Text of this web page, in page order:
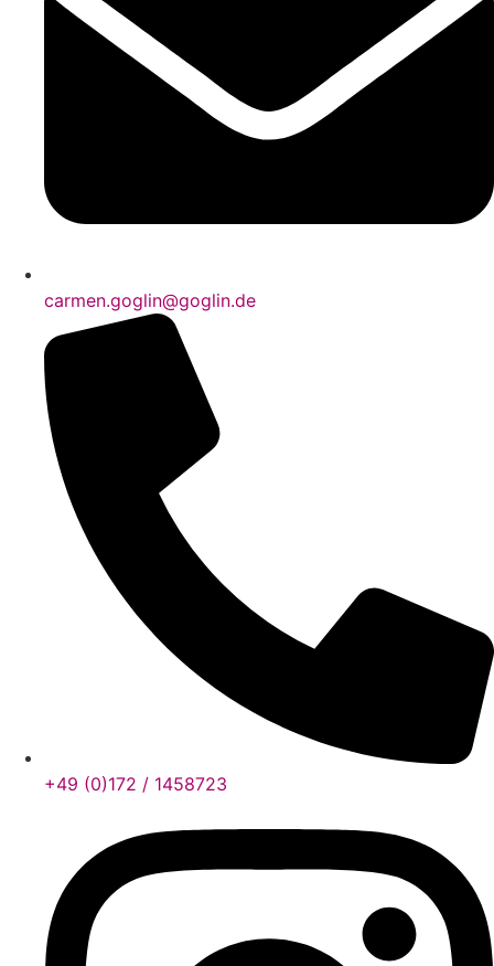
carmen.goglin@goglin.de
+49 (0)172 / 1458723